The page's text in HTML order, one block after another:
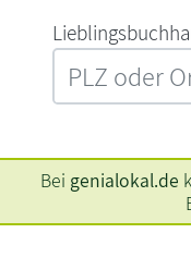
Bei genialokal.de